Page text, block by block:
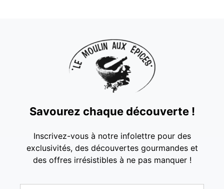
Savourez chaque découverte !
Inscrivez-vous à notre infolettre pour des
exclusivités, des découvertes gourmandes et
des offres irrésistibles à ne pas manquer !